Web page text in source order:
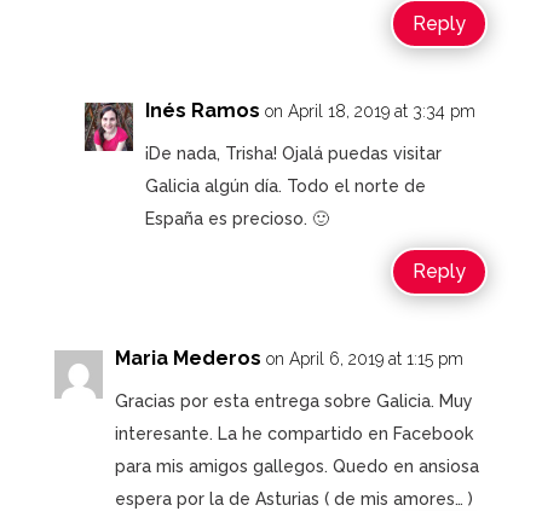
Reply
Inés Ramos on April 18, 2019 at 3:34 pm
¡De nada, Trisha! Ojalá puedas visitar
Galicia algún día. Todo el norte de
España es precioso. 🙂
Reply
Maria Mederos on April 6, 2019 at 1:15 pm
Gracias por esta entrega sobre Galicia. Muy
interesante. La he compartido en Facebook
para mis amigos gallegos. Quedo en ansiosa
espera por la de Asturias ( de mis amores… )